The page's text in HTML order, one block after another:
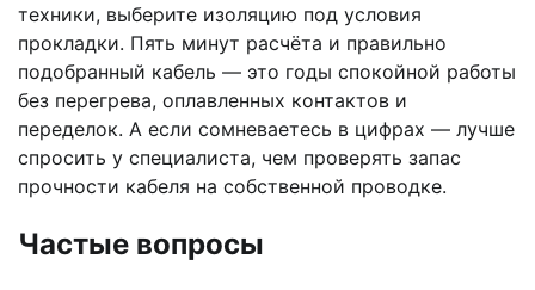
техники, выберите изоляцию под условия
прокладки. Пять минут расчёта и правильно
подобранный кабель — это годы спокойной работы
без перегрева, оплавленных контактов и
переделок. А если сомневаетесь в цифрах — лучше
спросить у специалиста, чем проверять запас
прочности кабеля на собственной проводке.
Частые вопросы